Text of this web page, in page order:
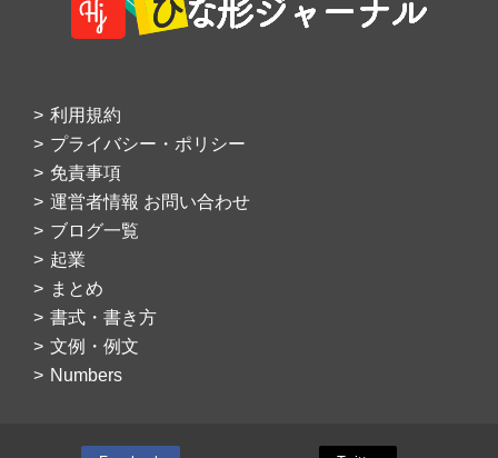
利用規約
プライバシー・ポリシー
免責事項
運営者情報 お問い合わせ
ブログ一覧
起業
まとめ
書式・書き方
文例・例文
Numbers